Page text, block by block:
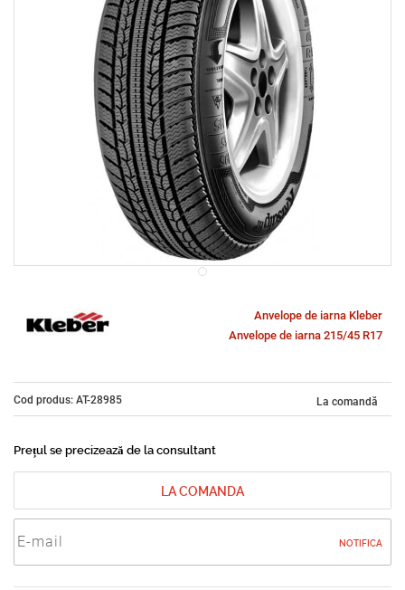
Anvelope de iarna Kleber
Anvelope de iarna 215/45 R17
Cod produs: AT-28985 La comandă
Prețul se precizează de la consultant
LA COMANDA
NOTIFICA